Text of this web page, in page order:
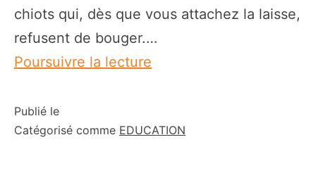
chiots qui, dès que vous attachez la laisse,
refusent de bouger.…
Poursuivre la lecture
veut
Publié le
Catégorisé comme EDUCATION